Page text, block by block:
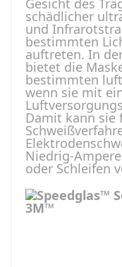
Gesicht des
schädlicher
und
bestimmten
auftreten. In
bietet die
bestimmten
wenn sie mit
Damit kann sie
Niedrig-
oder Schleifen